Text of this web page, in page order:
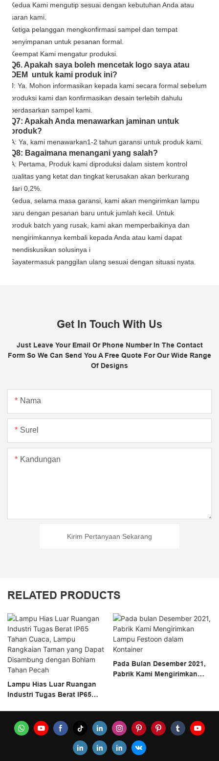
Kedua Kami mengutip sesuai dengan kebutuhan Anda atau
saran kami.
Ketiga pelanggan mengkonfirmasi sampel dan tempat
penyimpanan untuk pesanan formal.
Keempat Kami mengatur produksi.
Q6. Apakah saya boleh mencetak logo saya atau
OEM untuk kami produk ini?
J: Ya. Mohon informasikan kepada kami secara formal sebelum
produksi kami dan konfirmasikan desain terlebih dahulu
berdasarkan sampel kami.
Q7: Apakah Anda menawarkan jaminan untuk
produk?
A: Ya, kami menawarkan1-2 tahun garansi untuk produk kami.
Q8: Bagaimana menangani yang salah?
A: Pertama, Produk kami diproduksi dalam sistem kontrol
kualitas yang ketat dan tingkat kerusakan akan berkurang
dari 0,2%.
Kedua, selama masa garansi, kami akan mengirimkan lampu
baru dengan pesanan baru untuk jumlah kecil. Untuk
produk batch yang rusak, kami akan memperbaikinya dan
mengirimkannya kembali kepada Anda atau kami dapat
mendiskusikan solusinya i
Sayatermasuk panggilan ulang sesuai dengan situasi nyata.
Get In Touch With Us
Just Leave Your Email Or Phone Number In The Contact
Form So We Can Send You A Free Quote For Our Wide Range
Of Designs
Nama
Surel
Kandungan
Kirim Pertanyaan Sekarang
RELATED PRODUCTS
Lampu Hias Luar Ruangan
Industri Tugas Berat IP65
Dapat Disambung Dengan
Bohlam Tahan Pecah
Pada Bulan Desember 2021,
Pabrik Kami Mengirimkan